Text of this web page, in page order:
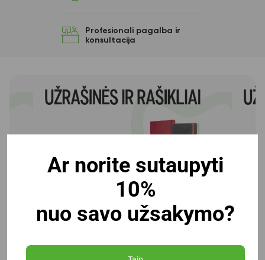
Profesionali pagalba ir
konsultacija
Ar norite sutaupyti
10%
nuo savo užsakymo?